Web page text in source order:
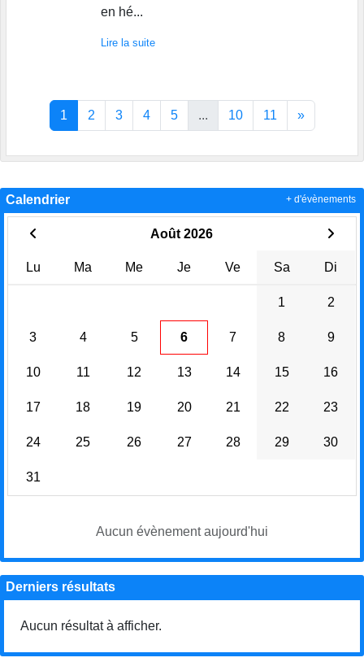
en hé...
Lire la suite
1 2 3 4 5 ... 10 11 »
Calendrier
Août 2026
Lu Ma Me Je Ve Sa Di
1 2
3 4 5 6 7 8 9
10 11 12 13 14 15 16
17 18 19 20 21 22 23
24 25 26 27 28 29 30
31
Aucun évènement aujourd'hui
+ d'évènements
Derniers résultats
Aucun résultat à afficher.